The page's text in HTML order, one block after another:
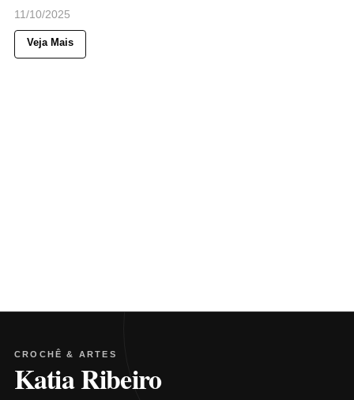
11/10/2025
Veja Mais
CROCHÊ & ARTES
Katia Ribeiro